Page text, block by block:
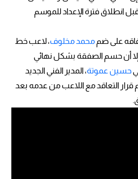
انطلاق فترة الإعداد للموسم
على ضم محمد مخلوف، لاعب خط
أن حسم الصفقة بشكل نهائي
حسين عموتة، المدير الفني الجديد
التعاقد مع اللاعب من عدمه بعد